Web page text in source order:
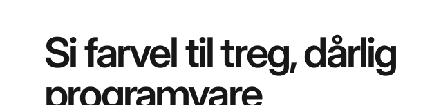
Si farvel til treg, dårlig
programvare